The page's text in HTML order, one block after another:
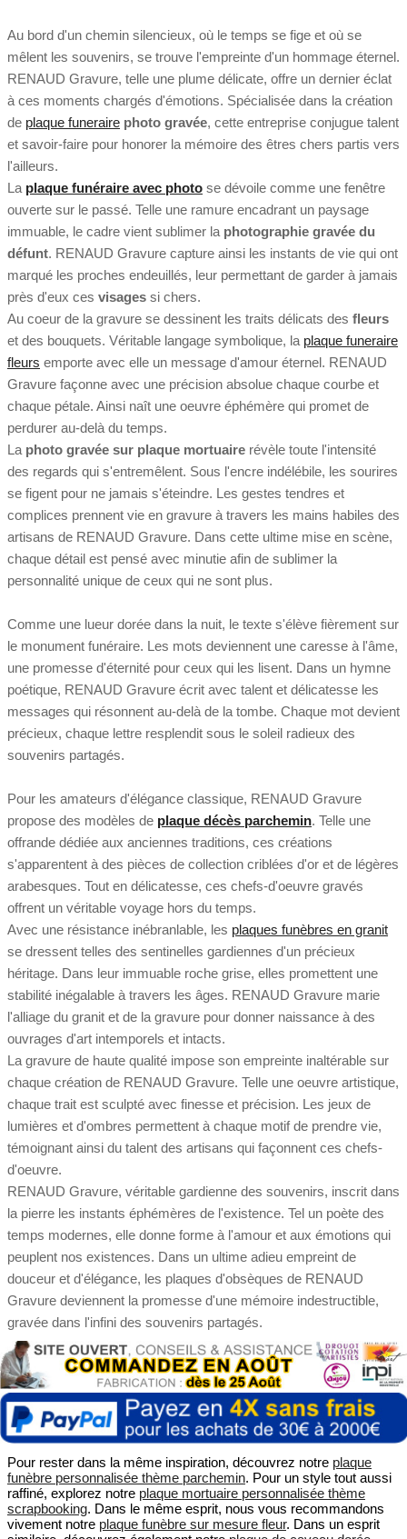
Au bord d'un chemin silencieux, où le temps se fige et où se
mêlent les souvenirs, se trouve l'empreinte d'un hommage éternel.
RENAUD Gravure, telle une plume délicate, offre un dernier éclat
à ces moments chargés d'émotions. Spécialisée dans la création
de plaque funeraire photo gravée, cette entreprise conjugue talent
et savoir-faire pour honorer la mémoire des êtres chers partis vers
l'ailleurs.
La plaque funéraire avec photo se dévoile comme une fenêtre
ouverte sur le passé. Telle une ramure encadrant un paysage
immuable, le cadre vient sublimer la photographie gravée du
défunt. RENAUD Gravure capture ainsi les instants de vie qui ont
marqué les proches endeuillés, leur permettant de garder à jamais
près d'eux ces visages si chers.
Au coeur de la gravure se dessinent les traits délicats des fleurs
et des bouquets. Véritable langage symbolique, la plaque funeraire
fleurs emporte avec elle un message d'amour éternel. RENAUD
Gravure façonne avec une précision absolue chaque courbe et
chaque pétale. Ainsi naît une oeuvre éphémère qui promet de
perdurer au-delà du temps.
La photo gravée sur plaque mortuaire révèle toute l'intensité
des regards qui s'entremêlent. Sous l'encre indélébile, les sourires
se figent pour ne jamais s'éteindre. Les gestes tendres et
complices prennent vie en gravure à travers les mains habiles des
artisans de RENAUD Gravure. Dans cette ultime mise en scène,
chaque détail est pensé avec minutie afin de sublimer la
personnalité unique de ceux qui ne sont plus.
Comme une lueur dorée dans la nuit, le texte s'élève fièrement sur
le monument funéraire. Les mots deviennent une caresse à l'âme,
une promesse d'éternité pour ceux qui les lisent. Dans un hymne
poétique, RENAUD Gravure écrit avec talent et délicatesse les
messages qui résonnent au-delà de la tombe. Chaque mot devient
précieux, chaque lettre resplendit sous le soleil radieux des
souvenirs partagés.
Pour les amateurs d'élégance classique, RENAUD Gravure
propose des modèles de plaque décès parchemin. Telle une
offrande dédiée aux anciennes traditions, ces créations
s'apparentent à des pièces de collection criblées d'or et de légères
arabesques. Tout en délicatesse, ces chefs-d'oeuvre gravés
offrent un véritable voyage hors du temps.
Avec une résistance inébranlable, les plaques funèbres en granit
se dressent telles des sentinelles gardiennes d'un précieux
héritage. Dans leur immuable roche grise, elles promettent une
stabilité inégalable à travers les âges. RENAUD Gravure marie
l'alliage du granit et de la gravure pour donner naissance à des
ouvrages d'art intemporels et intacts.
La gravure de haute qualité impose son empreinte inaltérable sur
chaque création de RENAUD Gravure. Telle une oeuvre artistique,
chaque trait est sculpté avec finesse et précision. Les jeux de
lumières et d'ombres permettent à chaque motif de prendre vie,
témoignant ainsi du talent des artisans qui façonnent ces chefs-
d'oeuvre.
RENAUD Gravure, véritable gardienne des souvenirs, inscrit dans
la pierre les instants éphémères de l'existence. Tel un poète des
temps modernes, elle donne forme à l'amour et aux émotions qui
peuplent nos existences. Dans un ultime adieu empreint de
douceur et d'élégance, les plaques d'obsèques de RENAUD
Gravure deviennent la promesse d'une mémoire indestructible,
gravée dans l'infini des souvenirs partagés.
Pour rester dans la même inspiration, découvrez notre plaque
funèbre personnalisée thème parchemin. Pour un style tout aussi
raffiné, explorez notre plaque mortuaire personnalisée thème
scrapbooking. Dans le même esprit, nous vous recommandons
vivement notre plaque funèbre sur mesure fleur. Dans un esprit